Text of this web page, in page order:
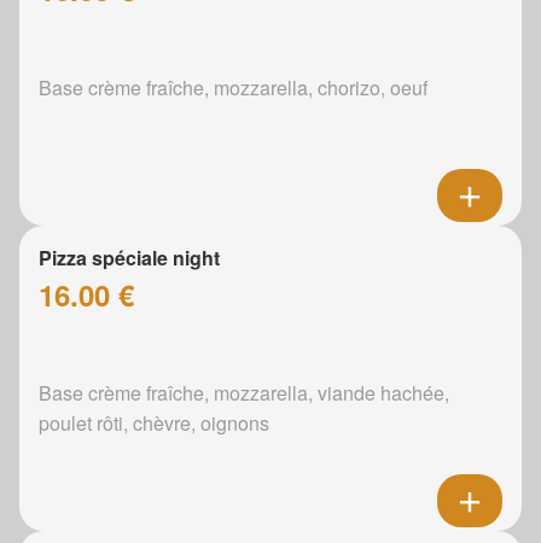
Base crème fraîche, mozzarella, chorizo, oeuf
Pizza spéciale night
16.00 €
Base crème fraîche, mozzarella, viande hachée,
poulet rôti, chèvre, oignons